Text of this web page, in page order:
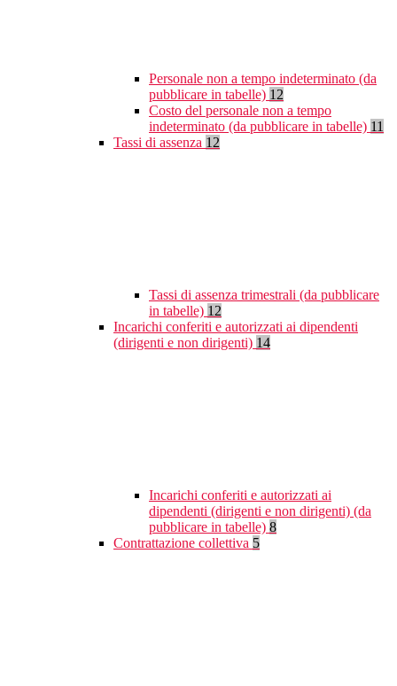
Personale non a tempo indeterminato (da
pubblicare in tabelle) 12
Costo del personale non a tempo
indeterminato (da pubblicare in tabelle) 11
Tassi di assenza 12
Tassi di assenza trimestrali (da pubblicare
in tabelle) 12
Incarichi conferiti e autorizzati ai dipendenti
(dirigenti e non dirigenti) 14
Incarichi conferiti e autorizzati ai
dipendenti (dirigenti e non dirigenti) (da
pubblicare in tabelle) 8
Contrattazione collettiva 5